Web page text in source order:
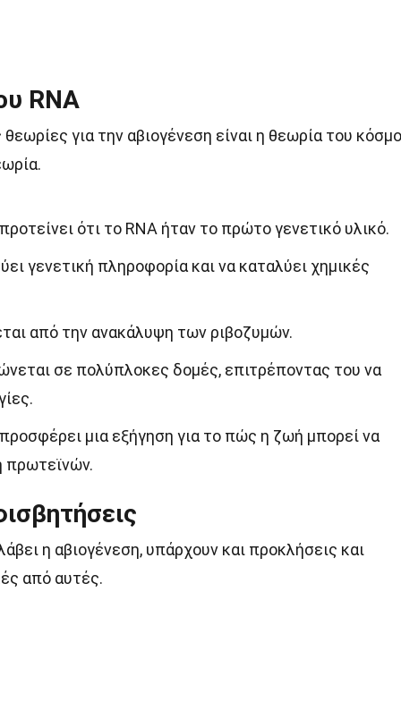
RNA
για την αβιογένεση είναι η θεωρία του
ότι το RNA ήταν το πρώτο γενετικό υλικό.
γενετική πληροφορία και να καταλύει χημικές
από την ανακάλυψη των ριβοζυμών.
σε πολύπλοκες δομές, επιτρέποντας του να
μια εξήγηση για το πώς η ζωή μπορεί να
πρωτεϊνών.
η αβιογένεση, υπάρχουν και προκλήσεις και
από αυτές.